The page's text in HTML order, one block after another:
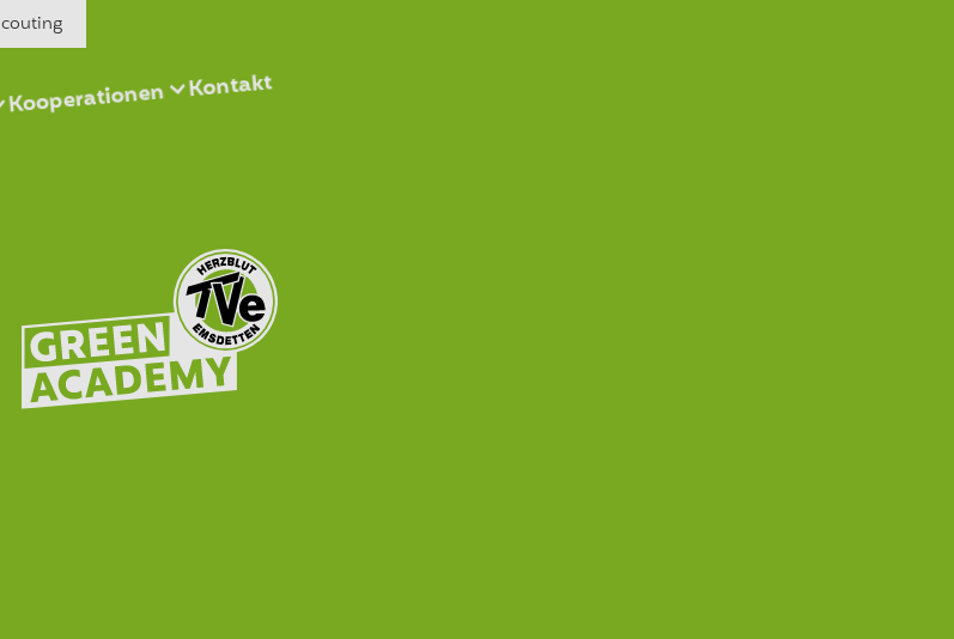
Kooperationen Kontakt